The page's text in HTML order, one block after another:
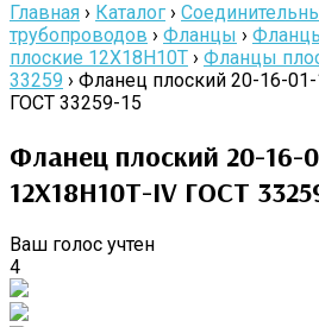
Главная › Каталог ›
трубопроводов › Фланцы ›
плоские 12Х18Н10Т › Фланцы
33259 › Фланец плоский 20-16-
ГОСТ 33259-15
Фланец плоский 20-16-
12Х18Н10Т-IV ГОСТ
Ваш голос учтен
4